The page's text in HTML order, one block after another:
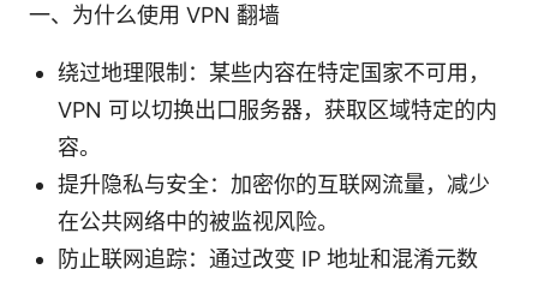
一、为什么使用 VPN 翻墙
绕过地理限制：某些内容在特定国家不可用，
VPN 可以切换出口服务器，获取区域特定的内
容。
提升隐私与安全：加密你的互联网流量，减少
在公共网络中的被监视风险。
防止联网追踪：通过改变 IP 地址和混淆元数